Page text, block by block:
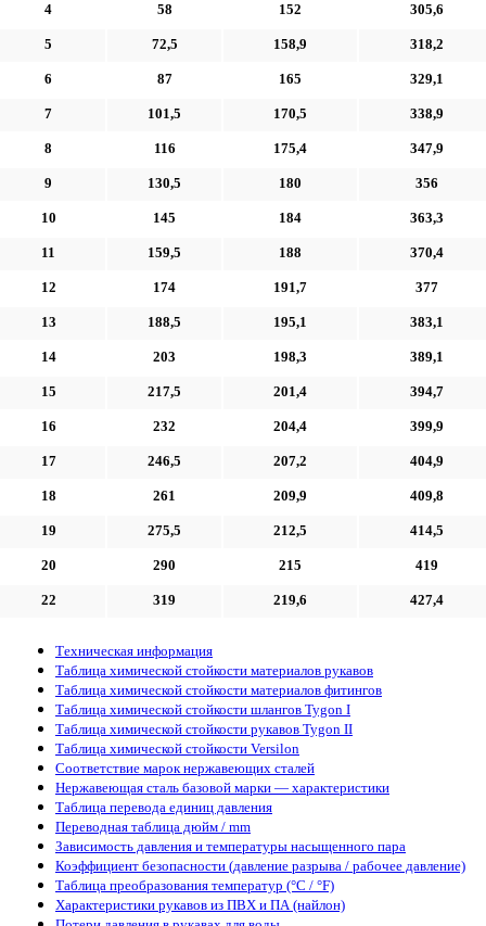
4 58 152 305,6
5 72,5 158,9 318,2
6 87 165 329,1
7 101,5 170,5 338,9
8 116 175,4 347,9
9 130,5 180 356
10 145 184 363,3
11 159,5 188 370,4
12 174 191,7 377
13 188,5 195,1 383,1
14 203 198,3 389,1
15 217,5 201,4 394,7
16 232 204,4 399,9
17 246,5 207,2 404,9
18 261 209,9 409,8
19 275,5 212,5 414,5
20 290 215 419
22 319 219,6 427,4
Техническая информация
Таблица химической стойкости материалов рукавов
Таблица химической стойкости материалов фитингов
Таблица химической стойкости шлангов Tygon I
Таблица химической стойкости рукавов Tygon II
Таблица химической стойкости Versilon
Соответствие марок нержавеющих сталей
Нержавеющая сталь базовой марки — характеристики
Таблица перевода единиц давления
Переводная таблица дюйм / mm
Зависимость давления и температуры насыщенного пара
Коэффициент безопасности (давление разрыва / рабочее давление)
Таблица преобразования температур (°C / °F)
Характеристики рукавов из ПВХ и ПА (найлон)